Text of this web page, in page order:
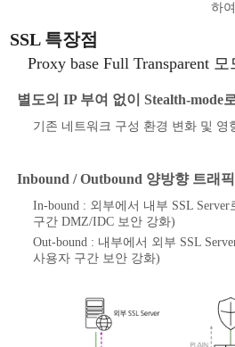
하
SSL 특장점
Proxy base Full Transparent 모
별도의 IP 부여 없이 Stealth-mode
기존 네트워크 구성 환경 변화 및 영
Inbound / Outbound 양방향 트래픽
In-bound : 외부에서 내부 SSL
구간 DMZ/IDC 보안 강화)
Out-bound : 내부에서 외부 SSL
사용자 구간 보안 강화)